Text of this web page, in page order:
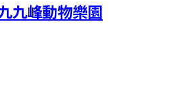
九峰動物樂園